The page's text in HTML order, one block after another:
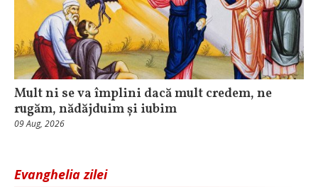
Mult ni se va împlini dacă mult credem, ne
rugăm, nădăjduim și iubim
09 Aug, 2026
Evanghelia zilei